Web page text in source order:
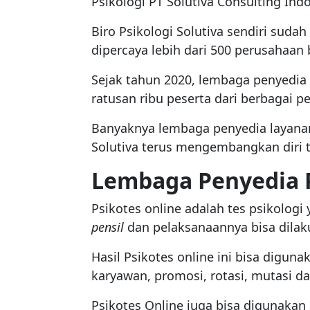
Biro Psikologi Solutiva sendiri
dipercaya lebih dari 500
Sejak tahun 2020, lembaga
ratusan ribu peserta dari berbagai
Banyaknya lembaga penyedia
Solutiva terus mengembangkan
Lembaga
Psikotes online adalah tes
pensil dan pelaksanaannya bisa
Hasil Psikotes online ini bisa
karyawan, promosi, rotasi, mutasi
Psikotes Online juga bisa